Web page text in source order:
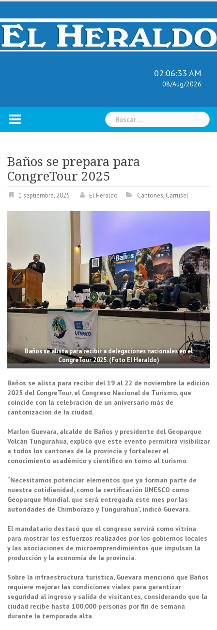
Skip
content
02:06:34 AM
08/Aug/2026
Buscar:
Baños se prepara para
CongreTour 2025
1 septiembre, 2025 El Heraldo Cantones, Carrusel
Baños se alista para recibir a delegaciones nacionales en el
CongreTour 2025. (Foto El Heraldo)
Baños se alista para recibir del 19 al 22 de noviembre la edición
2025 del CongreTour, el Congreso Nacional de Turismo, que
coincide con la celebración de un aniversario más de
cantonización de la ciudad.
Marlon Guevara, alcalde de Baños y presidente del Geoparque
Volcán Tungurahua, explicó que este evento permitirá visibilizar
a todos los cantones de la provincia y fortalecer el
conocimiento académico y científico en torno al turismo.
“Necesitamos potenciar elementos que ya forman parte de
nuestra cotidianidad, como la certificación UNESCO como
Geoparque Mundial, que será entregada este mes por las
autoridades de Chimborazo y Tungurahua”, indicó Guevara.
El mandatario destacó que el congreso servirá como vitrina
para mostrar los esfuerzos realizados por los gobiernos locales
y las asociaciones de microemprendimientos que impulsan la
producción y la economía de la provincia.
Sobre la infraestructura turística, Guevara mencionó que Baños
requiere mejorar las condiciones viales para garantizar
seguridad al ingreso y salida de visitantes, considerando que la
ciudad recibe hasta 100.000 personas por fin de semana
durante la temporada alta.